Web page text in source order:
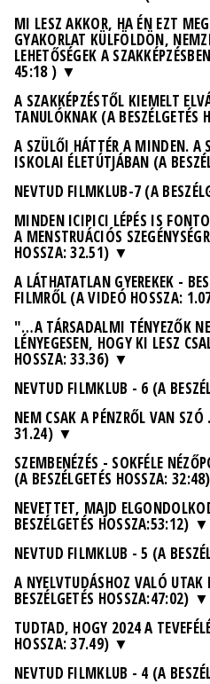
MI LESZ AKKOR, HA ÉN EZT
GYAKORLAT KÜLFÖLDÖN,
LEHETŐSÉGEK A
45:18 )
A SZAKKÉPZÉSTŐL KIEMELT
TANULÓKNAK (A BESZÉLGETÉS
A SZÜLŐI HÁTTÉR A MINDEN. A
ISKOLAI ÉLETÚTJÁBAN (A
NEVTUD FILMKLUB-7 (A
MINDEN ICIPICI LÉPÉS IS
A MENSTRUÁCIÓS
HOSSZA: 32.51)
A LÁTHATATLAN GYEREKEK -
FILMRŐL (A VIDEÓ HOSSZA:
"…A TÁRSADALMI TÉNYEZŐK
LÉNYEGESEN, HOGY KI LESZ
HOSSZA: 33.36)
NEVTUD FILMKLUB - 6 (A
NEM CSAK A PÉNZRŐL VAN
31.24)
SZEMBENÉZÉS - SOKFÉLE
(A BESZÉLGETÉS HOSSZA: 32:48)
NEVETTET, MAJD
BESZÉLGETÉS HOSSZA:53:12)
NEVTUD FILMKLUB - 5 (A
A NYELVTUDÁSHOZ VALÓ UTAK
BESZÉLGETÉS HOSSZA:47:02)
TUDTAD, HOGY 2024 A
HOSSZA: 37.49)
NEVTUD FILMKLUB - 4 (A